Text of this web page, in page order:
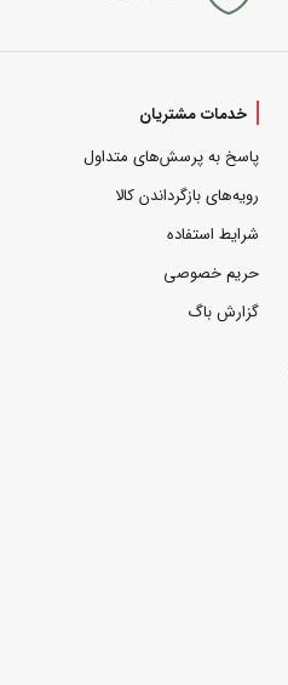
خدمات مشتریان
پاسخ به پرسش‌های متداول
رویه‌های بازگرداندن کالا
شرایط استفاده
حریم خصوصی
گزارش باگ